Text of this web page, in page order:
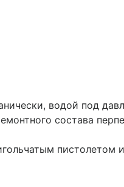
водой под
состава